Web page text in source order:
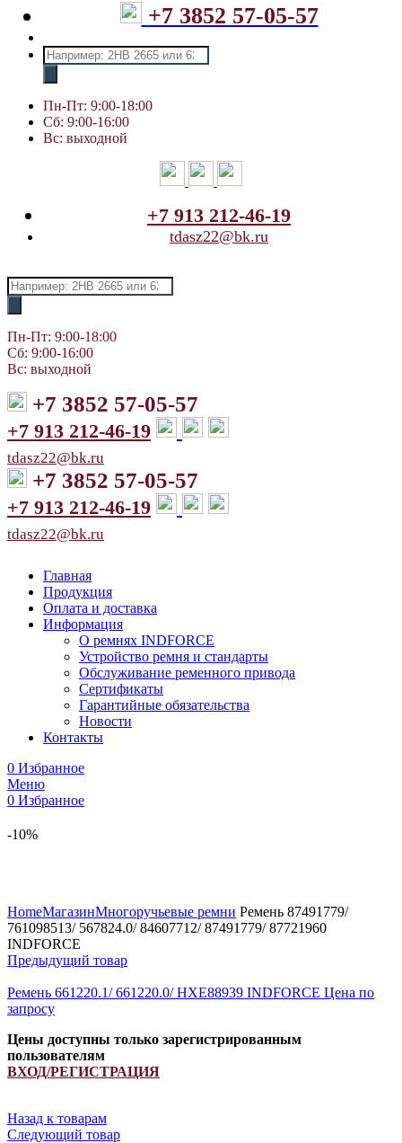
+7 3852 57-05-57
Поиск
товаров
Пн-Пт: 9:00-18:00
Сб: 9:00-16:00
Вс: выходной
+7 913 212-46-19
tdasz22@bk.ru
Поиск
товаров
Пн-Пт: 9:00-18:00
Сб: 9:00-16:00
Вс: выходной
+7 3852 57-05-57
+7 913 212-46-19
tdasz22@bk.ru
+7 3852 57-05-57
+7 913 212-46-19
tdasz22@bk.ru
Главная
Продукция
Оплата и доставка
Информация
О ремнях INDFORCE
Устройство ремня и стандарты
Обслуживание ременного привода
Сертификаты
Гарантийные обязательства
Новости
Контакты
0 Избранное
Меню
0 Избранное
-10%
HomeМагазинМногоручьевые ремни Ремень 87491779/
761098513/ 567824.0/ 84607712/ 87491779/ 87721960
INDFORCE
Предыдущий товар
Ремень 661220.1/ 661220.0/ HXE88939 INDFORCE Цена по
запросу
Цены доступны только зарегистрированным
пользователям
ВХОД/РЕГИСТРАЦИЯ
Назад к товарам
Следующий товар